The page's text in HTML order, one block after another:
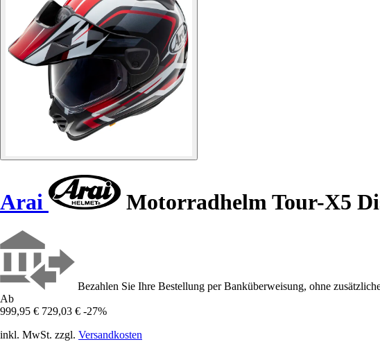
Arai Motorradhelm Tour-X5
Bezahlen Sie Ihre Bestellung per Banküberweisung, ohne
Ab
999,95 € 729,03 € -27%
inkl. MwSt. zzgl. Versandkosten